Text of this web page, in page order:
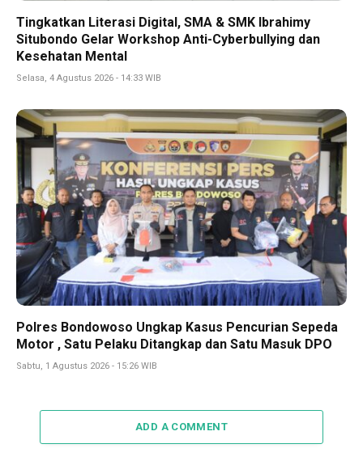
Tingkatkan Literasi Digital, SMA & SMK Ibrahimy
Situbondo Gelar Workshop Anti-Cyberbullying dan
Kesehatan Mental
Selasa, 4 Agustus 2026 - 14:33 WIB
Polres Bondowoso Ungkap Kasus Pencurian Sepeda
Motor , Satu Pelaku Ditangkap dan Satu Masuk DPO
Sabtu, 1 Agustus 2026 - 15:26 WIB
ADD A COMMENT